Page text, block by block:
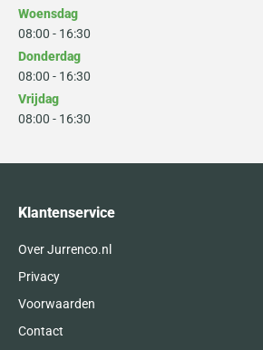
Woensdag
08:00 - 16:30
Donderdag
08:00 - 16:30
Vrijdag
08:00 - 16:30
Klantenservice
Over Jurrenco.nl
Privacy
Voorwaarden
Contact